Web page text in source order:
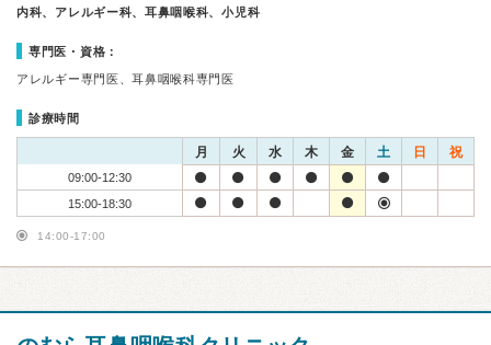
内科、アレルギー科、耳鼻咽喉科、小児科
専門医・資格：
アレルギー専門医、耳鼻咽喉科専門医
診療時間
月 火 水 木 金 土 日 祝
09:00-12:30
15:00-18:30
14:00-17:00